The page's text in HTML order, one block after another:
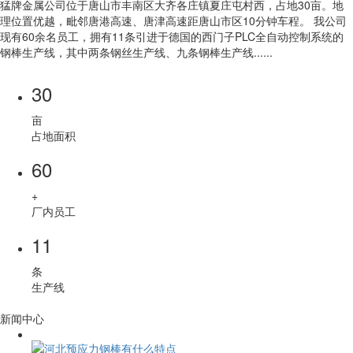
猛牌金属公司位于唐山市丰南区大齐各庄镇夏庄屯村西，占地30亩。地
理位置优越，毗邻唐港高速、唐津高速距唐山市区10分钟车程。 我公司
现有60余名员工，拥有11条引进于德国的西门子PLC全自动控制系统的
钢棒生产线，其中两条钢丝生产线、九条钢棒生产线......
30
亩
占地面积
60
+
厂内员工
11
条
生产线
新闻中心